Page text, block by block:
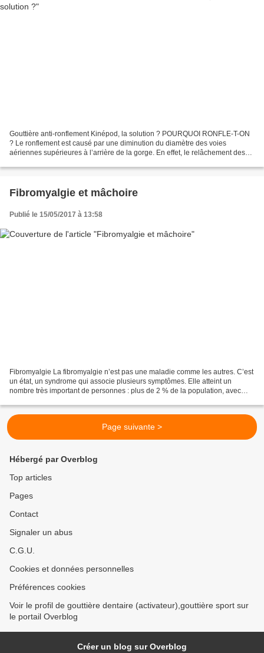
Gouttière anti-ronflement Kinépod, la solution ? POURQUOI RONFLE-T-ON
? Le ronflement est causé par une diminution du diamètre des voies
aériennes supérieures à l’arrière de la gorge. En effet, le relâchement des
Fibromyalgie et mâchoire
Publié le 15/05/2017 à 13:58
Fibromyalgie La fibromyalgie n’est pas une maladie comme les autres. C’est
un état, un syndrome qui associe plusieurs symptômes. Elle atteint un
nombre très important de personnes : plus de 2 % de la population, avec
Page suivante >
Hébergé par Overblog
Top articles
Pages
Contact
Signaler un abus
C.G.U.
Cookies et données personnelles
Préférences cookies
Voir le profil de gouttière dentaire (activateur),gouttière sport sur
le portail Overblog
Créer un blog sur Overblog